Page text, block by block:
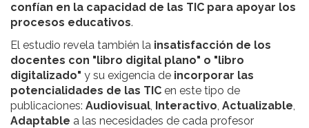
confían en la capacidad de las TIC para apoyar los
procesos educativos.
El estudio revela también la insatisfacción de los
docentes con "libro digital plano" o "libro
digitalizado" y su exigencia de incorporar las
potencialidades de las TIC en este tipo de
publicaciones: Audiovisual, Interactivo, Actualizable,
Adaptable a las necesidades de cada profesor